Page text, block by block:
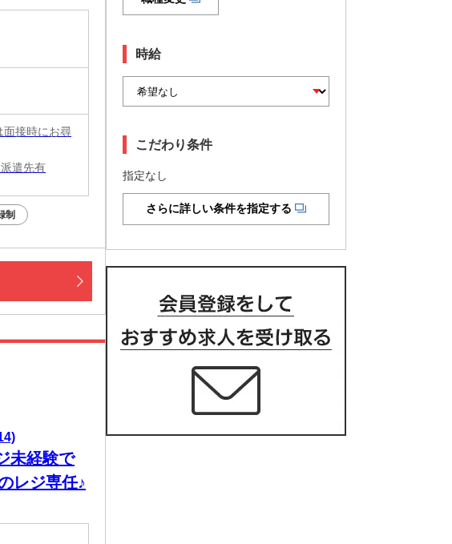
接時にお尋
遣先有
制
未経験で
レジ専任♪
時給
こだわり条件
指定なし
さらに詳しい条件を指定する